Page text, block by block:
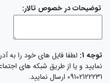
توضیحات در خصوص تالار:
توجه 1:
نمایید و یا از طریق شبکه های
09102122231 ارسال نمایید.